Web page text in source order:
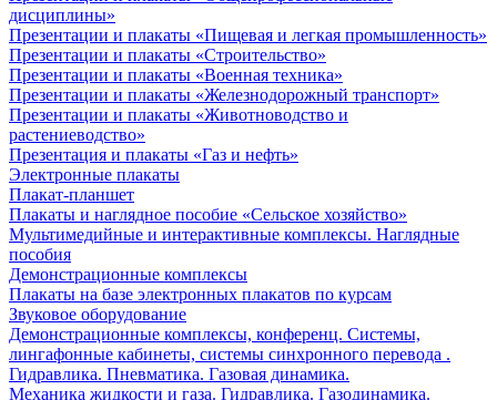
дисциплины»
Презентации и плакаты «Пищевая и легкая промышленность»
Презентации и плакаты «Строительство»
Презентации и плакаты «Военная техника»
Презентации и плакаты «Железнодорожный транспорт»
Презентации и плакаты «Животноводство и
растениеводство»
Презентация и плакаты «Газ и нефть»
Электронные плакаты
Плакат-планшет
Плакаты и наглядное пособие «Сельское хозяйство»
Мультимедийные и интерактивные комплексы. Наглядные
пособия
Демонстрационные комплексы
Плакаты на базе электронных плакатов по курсам
Звуковое оборудование
Демонстрационные комплексы, конференц. Системы,
лингафонные кабинеты, системы синхронного перевода .
Гидравлика. Пневматика. Газовая динамика.
Механика жидкости и газа. Гидравлика. Газодинамика.